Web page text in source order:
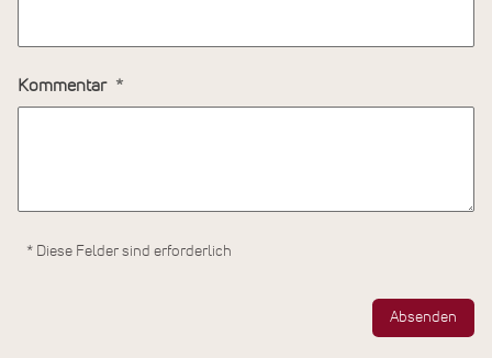
Kommentar
* Diese Felder sind erforderlich
Absenden